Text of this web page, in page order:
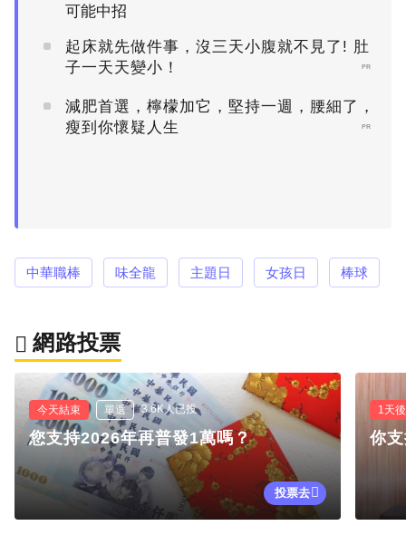
可能中招
起床就先做件事，沒三天小腹就不見了! 肚
子一天天變小！
PR
減肥首選，檸檬加它，堅持一週，腰細了，
瘦到你懷疑人生
PR
中華職棒 味全龍 主題日 女孩日 棒球
網路投票
今天結束 單選 3.6K人已投
您支持2026年再普發1萬嗎？
投票去
1天
你